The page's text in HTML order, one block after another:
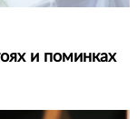
и поминках